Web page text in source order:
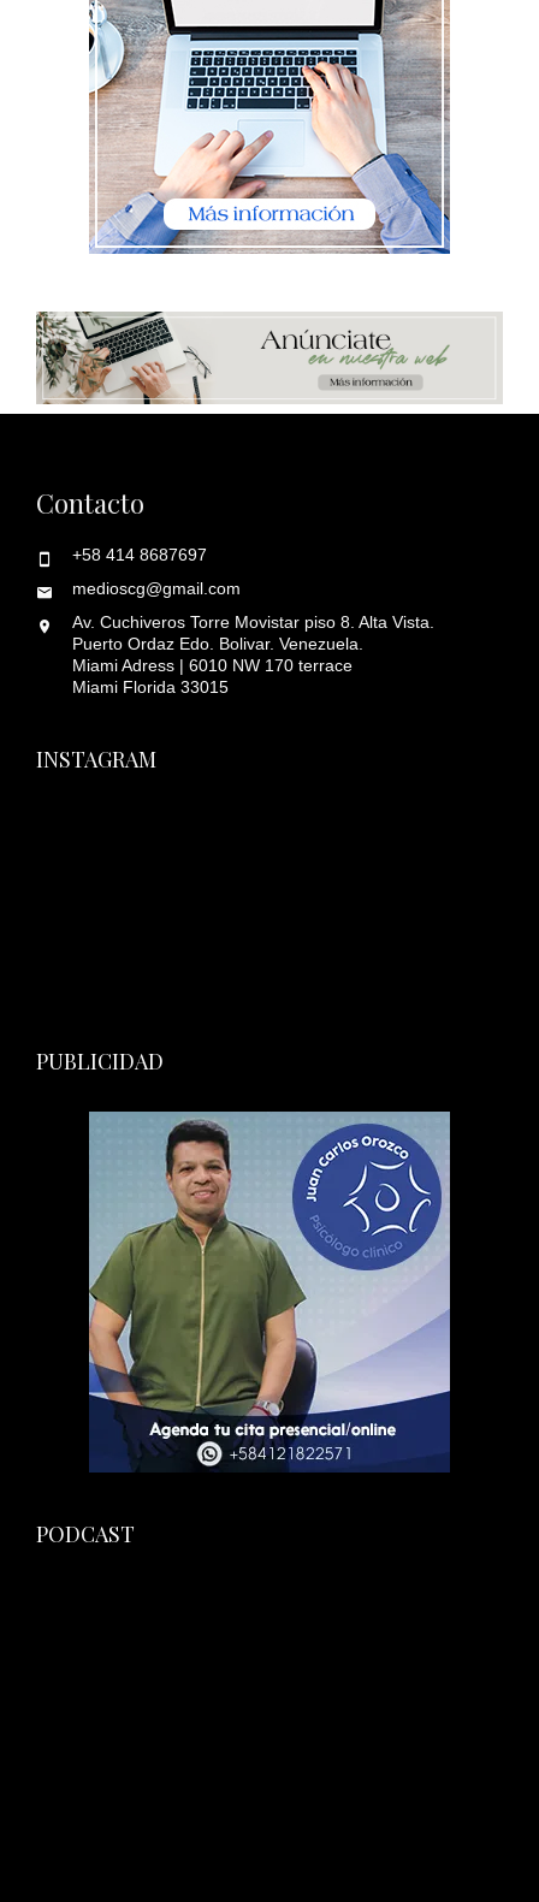
Contacto
+58 414 8687697
medioscg@gmail.com
Av. Cuchiveros Torre Movistar piso 8. Alta Vista.
Puerto Ordaz Edo. Bolivar. Venezuela.
Miami Adress | 6010 NW 170 terrace
Miami Florida 33015
INSTAGRAM
PUBLICIDAD
PODCAST